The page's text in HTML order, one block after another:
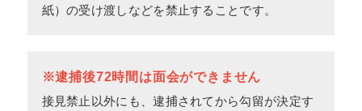
紙）の受け渡しなどを禁止することです。
※逮捕後72時間は面会ができません
接見禁止以外にも、逮捕されてから勾留が決定す